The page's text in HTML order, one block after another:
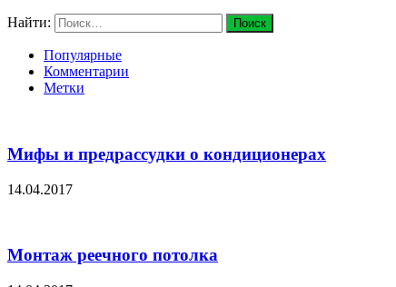
Найти:
Популярные
Комментарии
Метки
Мифы и предрассудки о кондиционерах
14.04.2017
Монтаж реечного потолка